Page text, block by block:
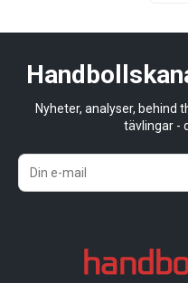
Nyheter, analyser, behind
tävlingar -